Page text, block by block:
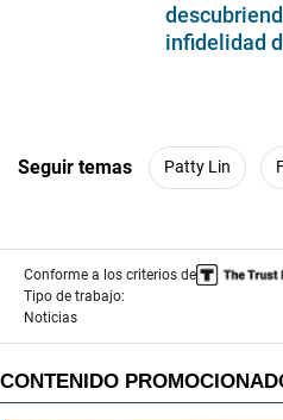
infidelidad
Seguir temas Patty Lin
Conforme a los criterios de
Tipo de trabajo:
Noticias